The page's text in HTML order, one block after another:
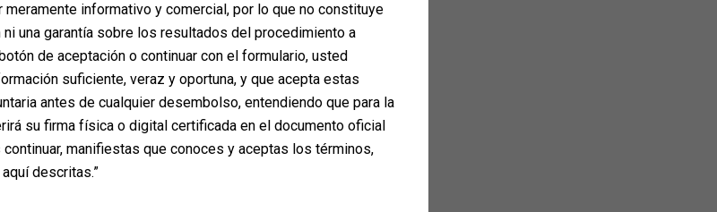
meramente informativo y comercial, por lo que no constituye
una garantía sobre los resultados del procedimiento a
de aceptación o continuar con el formulario, usted
suficiente, veraz y oportuna, y que acepta estas
antes de cualquier desembolso, entendiendo que para la
su firma física o digital certificada en el documento oficial
manifiestas que conoces y aceptas los términos,
descritas.”